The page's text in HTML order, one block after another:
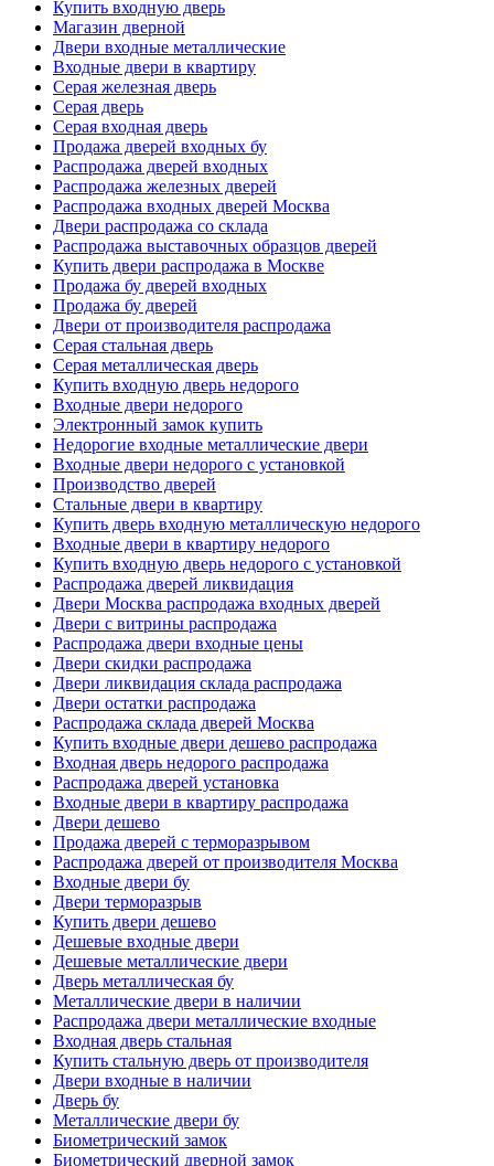
Купить входную дверь
Магазин дверной
Двери входные металлические
Входные двери в квартиру
Серая железная дверь
Серая дверь
Серая входная дверь
Продажа дверей входных бу
Распродажа дверей входных
Распродажа железных дверей
Распродажа входных дверей Москва
Двери распродажа со склада
Распродажа выставочных образцов дверей
Купить двери распродажа в Москве
Продажа бу дверей входных
Продажа бу дверей
Двери от производителя распродажа
Серая стальная дверь
Серая металлическая дверь
Купить входную дверь недорого
Входные двери недорого
Электронный замок купить
Недорогие входные металлические двери
Входные двери недорого с установкой
Производство дверей
Стальные двери в квартиру
Купить дверь входную металлическую недорого
Входные двери в квартиру недорого
Купить входную дверь недорого с установкой
Распродажа дверей ликвидация
Двери Москва распродажа входных дверей
Двери с витрины распродажа
Распродажа двери входные цены
Двери скидки распродажа
Двери ликвидация склада распродажа
Двери остатки распродажа
Распродажа склада дверей Москва
Купить входные двери дешево распродажа
Входная дверь недорого распродажа
Распродажа дверей установка
Входные двери в квартиру распродажа
Двери дешево
Продажа дверей с терморазрывом
Распродажа дверей от производителя Москва
Входные двери бу
Двери терморазрыв
Купить двери дешево
Дешевые входные двери
Дешевые металлические двери
Дверь металлическая бу
Металлические двери в наличии
Распродажа двери металлические входные
Входная дверь стальная
Купить стальную дверь от производителя
Двери входные в наличии
Дверь бу
Металлические двери бу
Биометрический замок
Биометрический дверной замок